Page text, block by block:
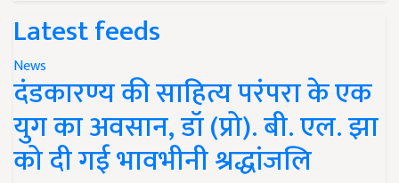
Latest feeds
News
दंडकारण्य की साहित्य परंपरा के एक
युग का अवसान, डॉ (प्रो). बी. एल. झा
को दी गई भावभीनी श्रद्धांजलि